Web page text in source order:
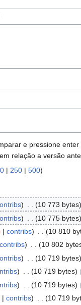
e pressione
relação a versão
| 250 | 500)
10 773 bytes
10 775 bytes
contribs 10 810
contribs 10 802
10 719 bytes
10 719 bytes
10 719 bytes
contribs 10 719